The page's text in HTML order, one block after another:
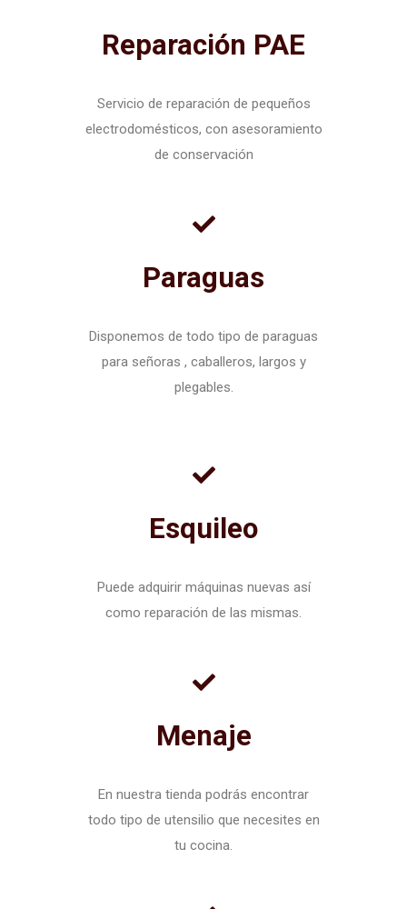
Reparación PAE
Servicio de reparación de pequeños
electrodomésticos, con asesoramiento
de conservación
Paraguas
Disponemos de todo tipo de paraguas
para señoras , caballeros, largos y
plegables.
Esquileo
Puede adquirir máquinas nuevas así
como reparación de las mismas.
Menaje
En nuestra tienda podrás encontrar
todo tipo de utensilio que necesites en
tu cocina.